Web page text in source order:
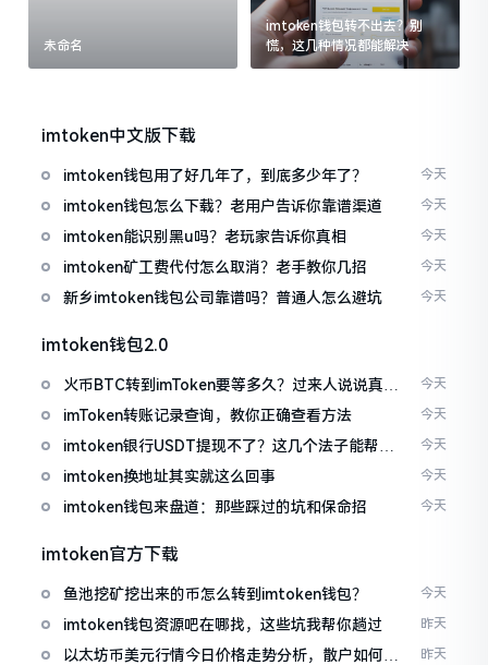
未命名
imtoken钱包转不出去？别
慌，这几种情况都能解决
imtoken中文版下载
imtoken钱包用了好几年了，到底多少年了？ 今天
imtoken钱包怎么下载？老用户告诉你靠谱渠道 今天
imtoken能识别黑u吗？老玩家告诉你真相 今天
imtoken矿工费代付怎么取消？老手教你几招 今天
新乡imtoken钱包公司靠谱吗？普通人怎么避坑 今天
imtoken钱包2.0
火币BTC转到imToken要等多久？过来人说说真实
情况
今天
imToken转账记录查询，教你正确查看方法 今天
imtoken银行USDT提现不了？这几个法子能帮你
搞定
今天
imtoken换地址其实就这么回事 今天
imtoken钱包来盘道：那些踩过的坑和保命招 今天
imtoken官方下载
鱼池挖矿挖出来的币怎么转到imtoken钱包？ 今天
imtoken钱包资源吧在哪找，这些坑我帮你趟过 昨天
以太坊币美元行情今日价格走势分析，散户如何避
昨天